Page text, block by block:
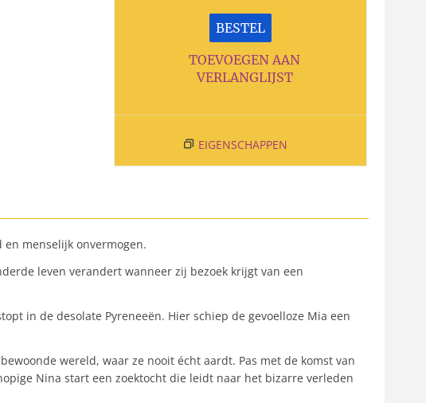
BESTEL
TOEVOEGEN AAN
VERLANGLIJST
EIGENSCHAPPEN
menselijk onvermogen.
leven verandert wanneer zij bezoek krijgt van een
in de desolate Pyreneeën. Hier schiep de gevoelloze Mia een
wereld, waar ze nooit écht aardt. Pas met de komst van
Nina start een zoektocht die leidt naar het bizarre verleden